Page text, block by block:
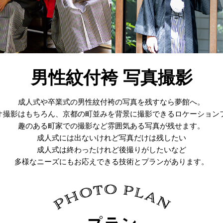
男性紋付袴 写真撮影
成人式や卒業式の男性紋付袴の写真を残すなら夢館へ。
撮影はもちろん、京都の町並みを背景に撮影できるロケーション
趣のある町家での撮影など雰囲気ある写真が残せます。
成人式には出ないけれど写真だけは残したい
成人式は終わったけれど後撮りがしたいなど
多様なニーズにもお応えできる技術とプランがあります。